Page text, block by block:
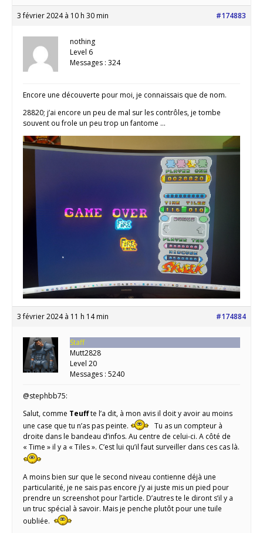
3 février 2024 à 10 h 30 min #174883
nothing
Level 6
Messages : 324
Encore une découverte pour moi, je connaissais que de nom.
28820; j’ai encore un peu de mal sur les contrôles, je tombe
souvent ou frole un peu trop un fantome …
3 février 2024 à 11 h 14 min #174884
Staff
Mutt2828
Level 20
Messages : 5240
@stephbb75:
Salut, comme Teuffte l’a dit, à mon avis il doit y avoir au moins
une case que tu n’as pas peinte.
Tu as un compteur à
droite dans le bandeau d’infos. Au centre de celui-ci. A côté de
« Time » il y a « Tiles ». C’est lui qu’il faut surveiller dans ces cas là.
A moins bien sur que le second niveau contienne déjà une
particularité, je ne sais pas encore j’y ai juste mis un pied pour
prendre un screenshot pour l’article. D’autres te le diront s’il y a
un truc spécial à savoir. Mais je penche plutôt pour une tuile
oubliée.